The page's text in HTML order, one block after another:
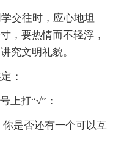
交往时，应心地坦
，要热情而不轻浮，
究文明礼貌。
：
上打“√”：
是否还有一个可以互